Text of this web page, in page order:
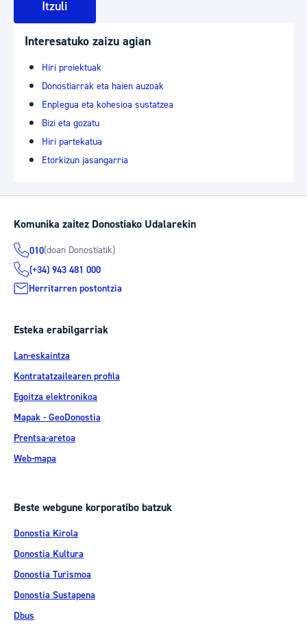
Itzuli
Interesatuko zaizu agian
Hiri proiektuak
Donostiarrak eta haien auzoak
Enplegua eta kohesioa sustatzea
Bizi eta gozatu
Hiri partekatua
Etorkizun jasangarria
Komunika zaitez Donostiako Udalarekin
010(doan Donostiatik)
(+34) 943 481 000
Herritarren postontzia
Esteka erabilgarriak
Lan-eskaintza
Kontratatzailearen profila
Egoitza elektronikoa
Mapak - GeoDonostia
Prentsa-aretoa
Web-mapa
Beste webgune korporatibo batzuk
Donostia Kirola
Donostia Kultura
Donostia Turismoa
Donostia Sustapena
Dbus